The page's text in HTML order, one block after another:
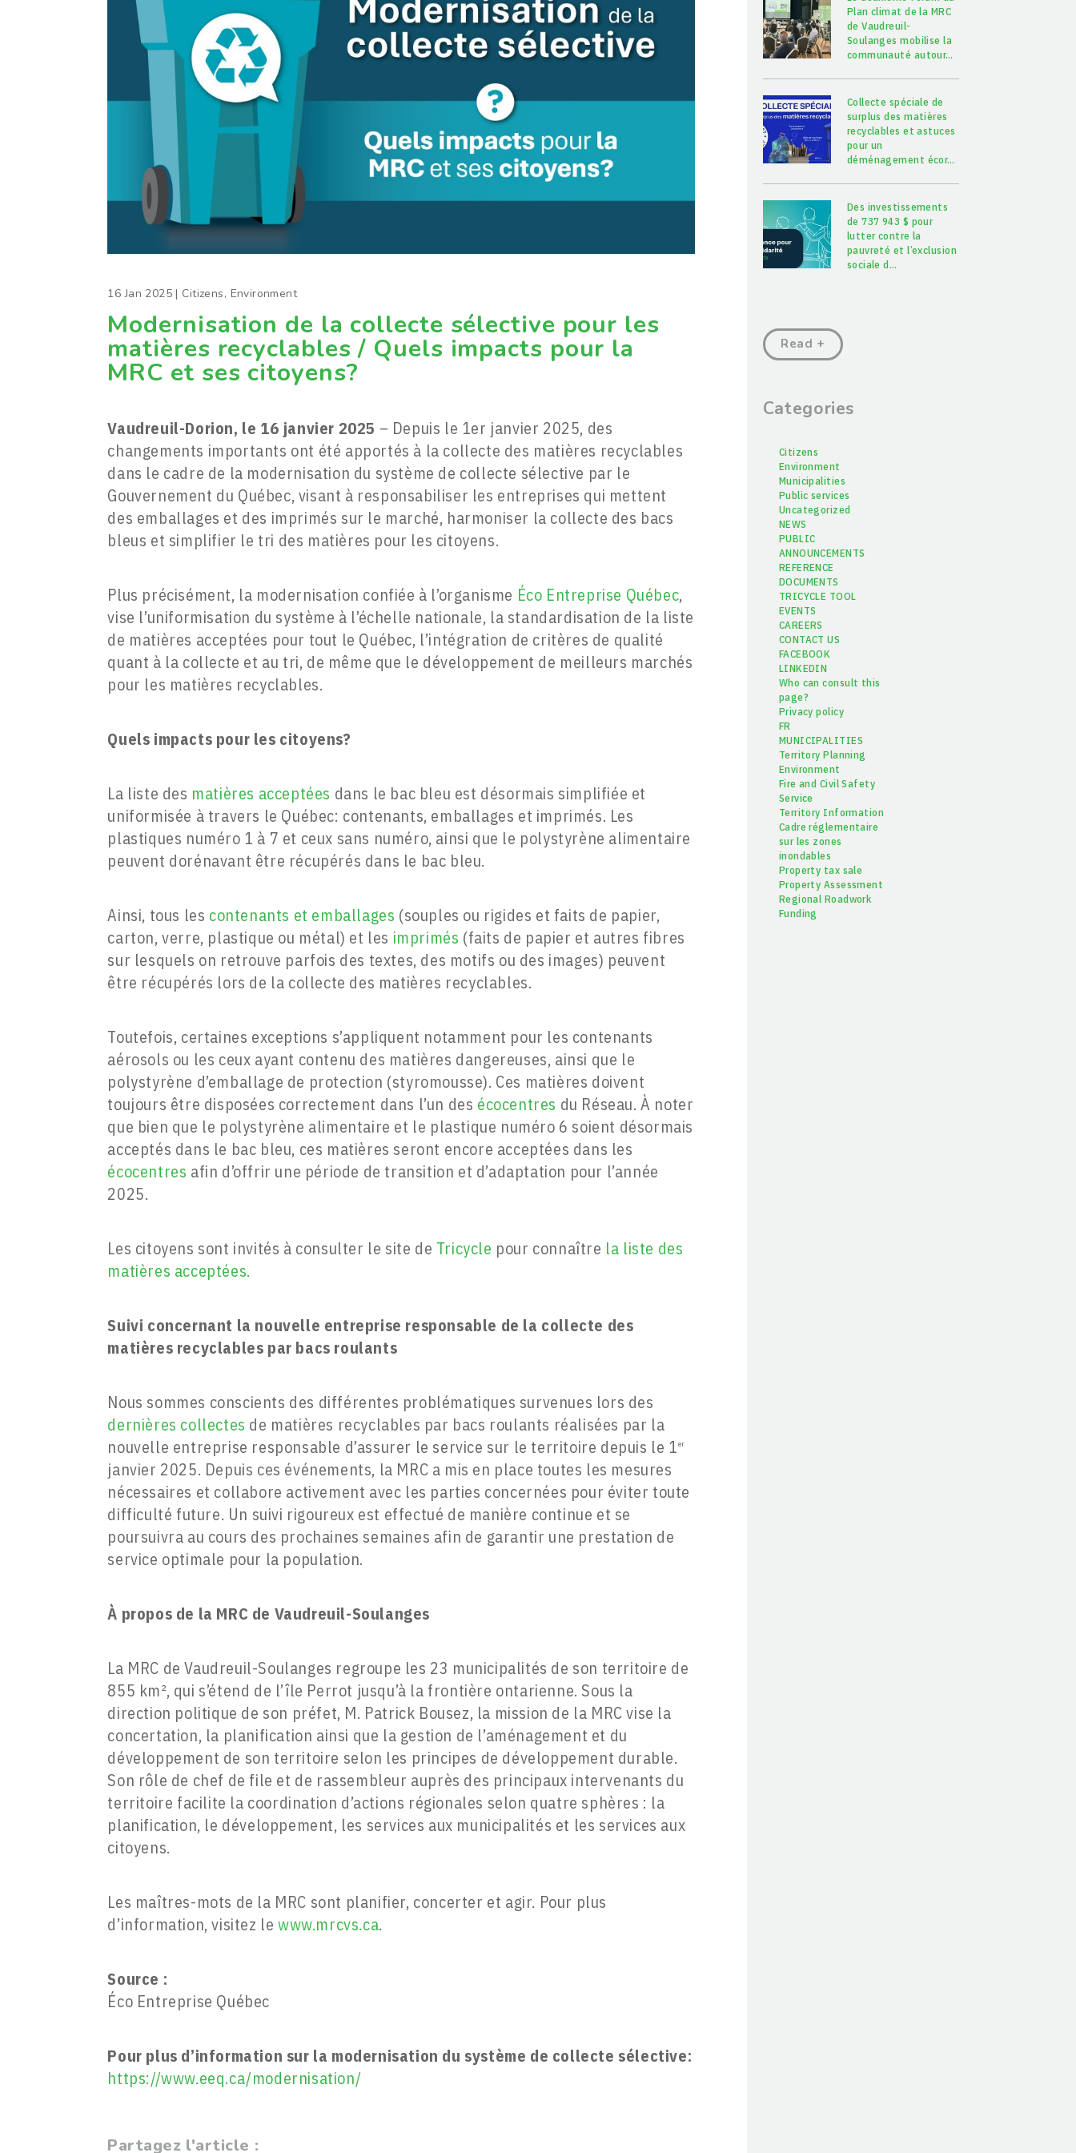
Modernisation de la collecte sélective pour les
matières recyclables / Quels impacts pour la
MRC et ses citoyens?
16 Jan 2025 | Citizens, Environment
Vaudreuil-Dorion, le 16 janvier 2025 – Depuis le 1er janvier 2025, des
changements importants ont été apportés à la collecte des matières recyclables
dans le cadre de la modernisation du système de collecte sélective par le
Gouvernement du Québec, visant à responsabiliser les entreprises qui mettent
des emballages et des imprimés sur le marché, harmoniser la collecte des bacs
bleus et simplifier le tri des matières pour les citoyens.
Plus précisément, la modernisation confiée à l’organisme Éco Entreprise Québec,
vise l’uniformisation du système à l’échelle nationale, la standardisation de la liste
de matières acceptées pour tout le Québec, l’intégration de critères de qualité
quant à la collecte et au tri, de même que le développement de meilleurs marchés
pour les matières recyclables.
Quels impacts pour les citoyens?
La liste des matières acceptées dans le bac bleu est désormais simplifiée et
uniformisée à travers le Québec: contenants, emballages et imprimés. Les
plastiques numéro 1 à 7 et ceux sans numéro, ainsi que le polystyrène alimentaire
peuvent dorénavant être récupérés dans le bac bleu.
Ainsi, tous les contenants et emballages (souples ou rigides et faits de papier,
carton, verre, plastique ou métal) et les imprimés (faits de papier et autres fibres
sur lesquels on retrouve parfois des textes, des motifs ou des images) peuvent
être récupérés lors de la collecte des matières recyclables.
Toutefois, certaines exceptions s’appliquent notamment pour les contenants
aérosols ou les ceux ayant contenu des matières dangereuses, ainsi que le
polystyrène d’emballage de protection (styromousse). Ces matières doivent
toujours être disposées correctement dans l’un des écocentres du Réseau. À noter
que bien que le polystyrène alimentaire et le plastique numéro 6 soient désormais
acceptés dans le bac bleu, ces matières seront encore acceptées dans les
écocentres afin d’offrir une période de transition et d’adaptation pour l’année
2025.
Les citoyens sont invités à consulter le site de Tricycle pour connaître la liste des
matières acceptées.
Suivi concernant la nouvelle entreprise responsable de la collecte des
matières recyclables par bacs roulants
Nous sommes conscients des différentes problématiques survenues lors des
dernières collectes de matières recyclables par bacs roulants réalisées par la
nouvelle entreprise responsable d’assurer le service sur le territoire depuis le 1er
janvier 2025. Depuis ces événements, la MRC a mis en place toutes les mesures
nécessaires et collabore activement avec les parties concernées pour éviter toute
difficulté future. Un suivi rigoureux est effectué de manière continue et se
poursuivra au cours des prochaines semaines afin de garantir une prestation de
service optimale pour la population.
À propos de la MRC de Vaudreuil-Soulanges
La MRC de Vaudreuil-Soulanges regroupe les 23 municipalités de son territoire de
855 km², qui s’étend de l’île Perrot jusqu’à la frontière ontarienne. Sous la
direction politique de son préfet, M. Patrick Bousez, la mission de la MRC vise la
concertation, la planification ainsi que la gestion de l’aménagement et du
développement de son territoire selon les principes de développement durable.
Son rôle de chef de file et de rassembleur auprès des principaux intervenants du
territoire facilite la coordination d’actions régionales selon quatre sphères : la
planification, le développement, les services aux municipalités et les services aux
citoyens.
Les maîtres-mots de la MRC sont planifier, concerter et agir. Pour plus
d’information, visitez lewww.mrcvs.ca.
Source :
Éco Entreprise Québec
Pour plus d’information sur la modernisation du système de collecte sélective:
https://www.eeq.ca/modernisation/
Partagez l'article :
Plan climat de la MRC
de Vaudreuil-
Soulanges mobilise la
communauté autour…
Collecte spéciale de
surplus des matières
recyclables et astuces
pour un
déménagement écor…
Des investissements
de 737 943 $ pour
lutter contre la
pauvreté et l’exclusion
sociale d…
Read +
Categories
Citizens
Environment
Municipalities
Public services
Uncategorized
NEWS
PUBLIC
ANNOUNCEMENTS
REFERENCE
DOCUMENTS
TRICYCLE TOOL
EVENTS
CAREERS
CONTACT US
FACEBOOK
LINKEDIN
Who can consult this
page?
Privacy policy
FR
MUNICIPALITIES
Territory Planning
Environment
Fire and Civil Safety
Service
Territory Information
Cadre réglementaire
sur les zones
inondables
Property tax sale
Property Assessment
Regional Roadwork
Funding